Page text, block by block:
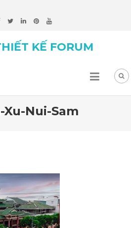
KẾ FORUM
Xu-Nui-Sam